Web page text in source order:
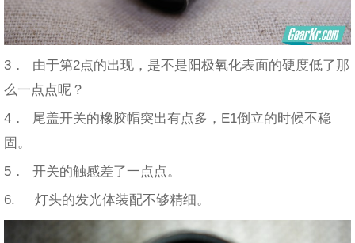
3． 由于第2点的出现，是不是阳极氧化表面的硬度低了那
么一点点呢？
4． 尾盖开关的橡胶帽突出有点多，E1倒立的时候不稳
固。
5． 开关的触感差了一点点。
6. 灯头的发光体装配不够精细。